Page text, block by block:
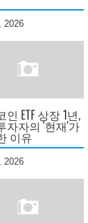
2026
인 ETF 상장 1년,
자자의 '현재'가
이유
2026